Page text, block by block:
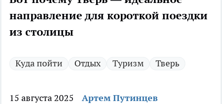
направление для короткой поездки
из столицы
Куда пойти Отдых Туризм Тверь
15 августа 2025 Артем Путинцев